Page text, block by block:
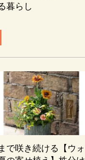
暮らし
で咲き続ける【ウォ